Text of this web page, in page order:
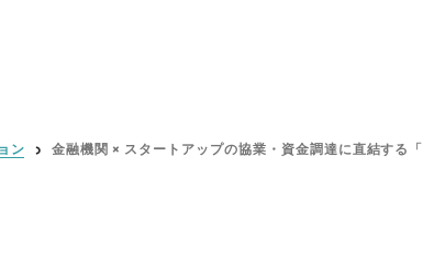
ン 金融機関 × スタートアップの協業・資金調達に直結す